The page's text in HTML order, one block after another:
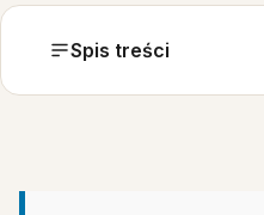
Spis treści